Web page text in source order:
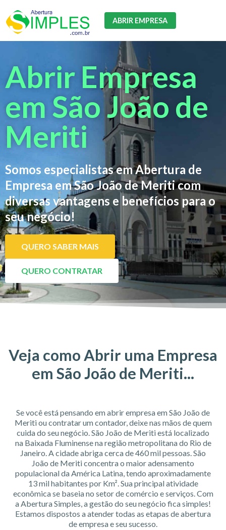
ABRIR EMPRESA
Abrir Empresa
em São João de
Meriti
Somos especialistas em Abertura de
Empresa em São João de Meriti com
diversas vantagens e benefícios para o
seu negócio!
QUERO SABER MAIS
QUERO CONTRATAR
Veja como Abrir uma Empresa
em São João de Meriti...
Se você está pensando em abrir empresa em São João de
Meriti ou contratar um contador, deixe nas mãos de quem
cuida do seu negócio. São João de Meriti está localizado
na Baixada Fluminense na região metropolitana do Rio de
Janeiro. A cidade abriga cerca de 460 mil pessoas. São
João de Meriti concentra o maior adensamento
populacional da América Latina, tendo aproximadamente
13 mil habitantes por Km². Sua principal atividade
econômica se baseia no setor de comércio e serviços. Com
a Abertura Simples, a gestão do seu negócio fica simples!
Estamos dispostos a atender todas as etapas de abertura
de empresa e seu sucesso.